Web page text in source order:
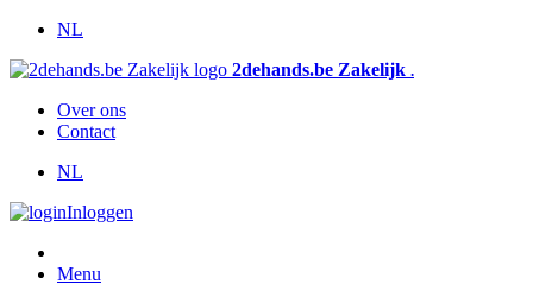
NL
2dehands.be Zakelijk .
Over ons
Contact
NL
Inloggen
Menu